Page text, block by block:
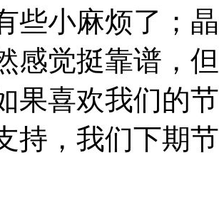
些小麻烦了；
感觉挺靠谱，
果喜欢我们的
持，我们下期